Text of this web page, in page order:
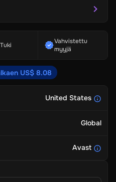
Vahvistettu
myyjä
US$ 8.08
United States
Global
Avast